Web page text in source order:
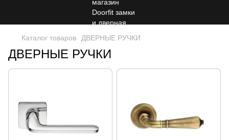
Каталог товаров ДВЕРНЫЕ РУЧКИ
ДВЕРНЫЕ РУЧКИ